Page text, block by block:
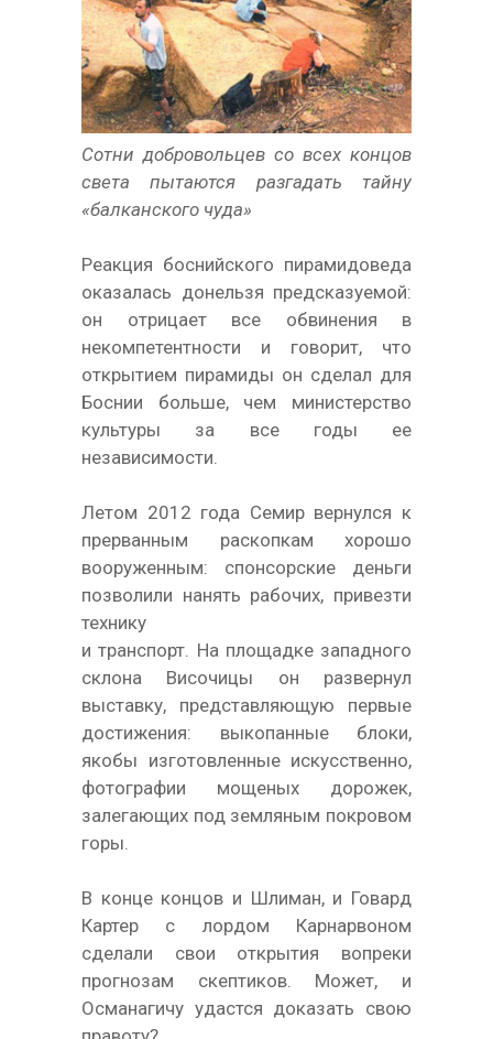
Сотни добровольцев со всех концов
света пытаются разгадать тайну
«балканского чуда»
Реакция боснийского пирамидоведа
оказалась донельзя предсказуемой:
он отрицает все обвинения в
некомпетентности и говорит, что
открытием пирамиды он сделал для
Боснии больше, чем министерство
культуры за все годы ее
независимости.
Летом 2012 года Семир вернулся к
прерванным раскопкам хорошо
вооруженным: спонсорские деньги
позволили нанять рабочих, привезти
технику
и транспорт. На площадке западного
склона Височицы он развернул
выставку, представляющую первые
достижения: выкопанные блоки,
якобы изготовленные искусственно,
фотографии мощеных дорожек,
залегающих под земляным покровом
горы.
В конце концов и Шлиман, и Говард
Картер с лордом Карнарвоном
сделали свои открытия вопреки
прогнозам скептиков. Может, и
Османагичу удастся доказать свою